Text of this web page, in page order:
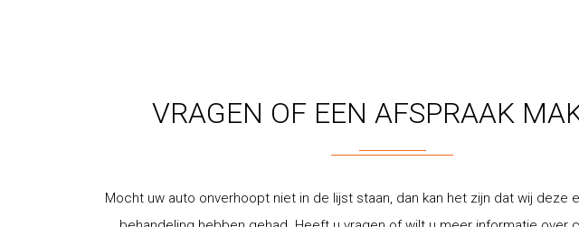
VRAGEN OF EEN AFSPRAAK
Mocht uw auto onverhoopt niet in de lijst staan, dan kan het zijn dat wij deze